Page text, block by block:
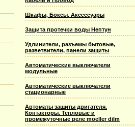
Шкафы, Боксы, Аксессуары
Защита протечки воды Нептун
Удлинители, разъемы бытовые,
разветвители, панели защиты
Автоматические выключатели
модульные
Автоматические выключатели
стационарные
Автоматы защиты двигателя.
Контакторы. Тепловые и
промежуточные реле moeller dilm